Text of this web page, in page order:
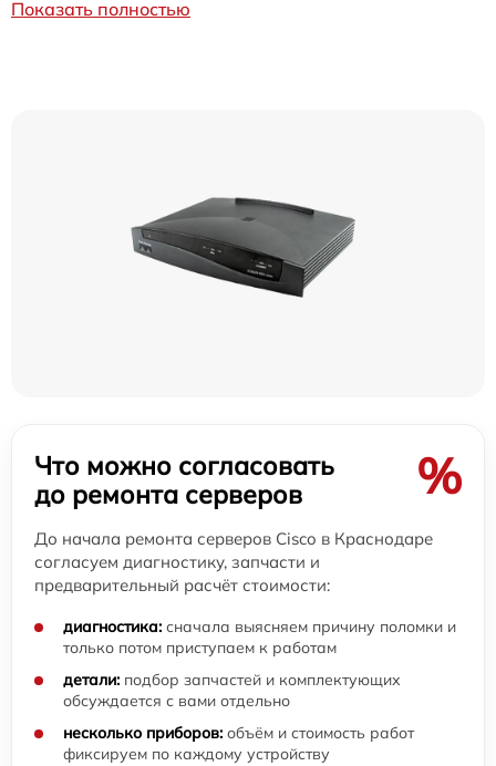
Показать полностью
Что можно согласовать
до ремонта серверов
%
До начала ремонта серверов Cisco в Краснодаре
согласуем диагностику, запчасти и
предварительный расчёт стоимости:
диагностика: сначала выясняем причину поломки и
только потом приступаем к работам
детали: подбор запчастей и комплектующих
обсуждается с вами отдельно
несколько приборов: объём и стоимость работ
фиксируем по каждому устройству